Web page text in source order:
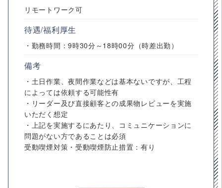
リモートワーク可
待遇/福利厚生
・勤務時間：9時30分～18時00分（時差出勤）
備考
・土日作業、夜間作業などは基本ないですが、工程
によっては依頼する可能性有
・リーダー及び直接顧客との成果物レビューを実施
いただく想定
・上記を実施するにあたり、コミュニケーションに
問題がない方であることは必須
受動喫煙対策・受動喫煙防止措置：有り